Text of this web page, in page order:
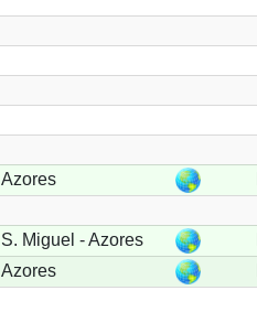
Azores
S. Miguel - Azores
Azores